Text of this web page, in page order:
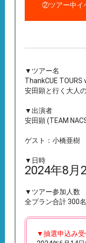
②ツアー中イ
▼ツアー名
ThankCUE TOURS
安田顕と行く大人
▼出演者
安田顕 (TEAM
ゲスト：小橋亜樹
▼日時
2024年8月
▼ツアー参加人数
全プラン合計 300名
▼抽選申込み受